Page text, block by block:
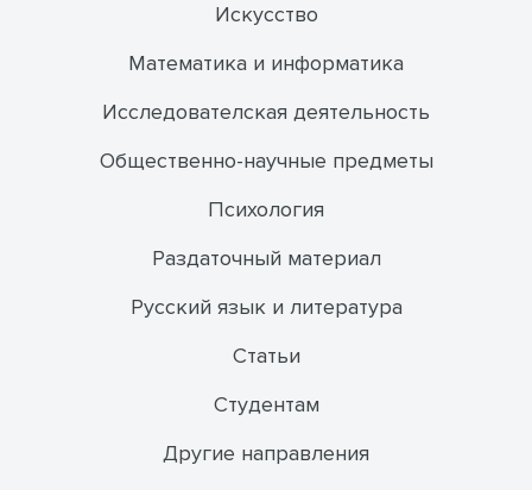
Искусство
Математика и информатика
Исследователская деятельность
Общественно-научные предметы
Психология
Раздаточный материал
Русский язык и литература
Статьи
Студентам
Другие направления